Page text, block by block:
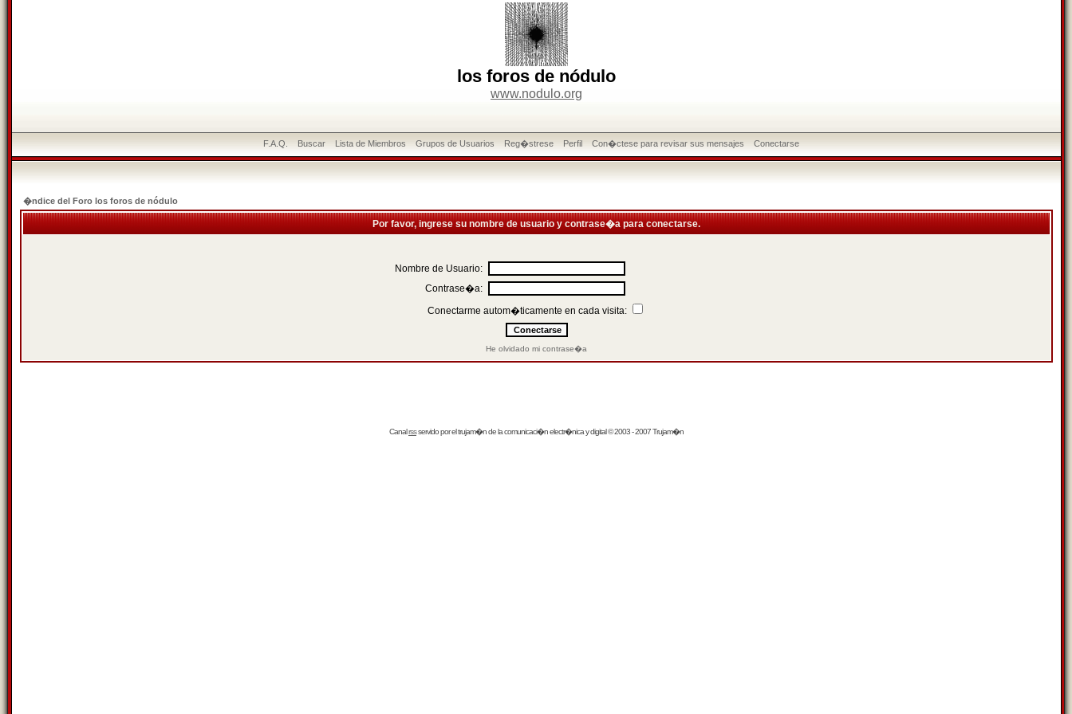
los foros de nódulo
www.nodulo.org
F.A.Q. Buscar Lista de Miembros Grupos de Usuarios Reg�strese Perfil Con�ctese para revisar sus mensajes Conectarse
�ndice del Foro los foros de nódulo
Por favor, ingrese su nombre de usuario y contrase�a para conectarse.
Nombre de Usuario:
Contrase�a:
Conectarme autom�ticamente en cada visita:
He olvidado mi contrase�a
Canalrssservido por eltrujam�nde la comunicaci�n electr�nica y digital © 2003 - 2007 Trujam�n